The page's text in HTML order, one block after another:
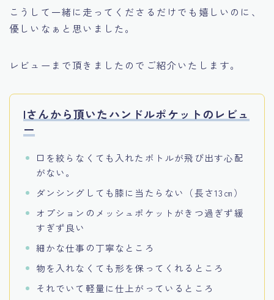
こうして一緒に走ってくださるだけでも嬉しいのに、
優しいなぁと思いました。
レビューまで頂きましたのでご紹介いたします。
Iさんから頂いたハンドルポケットのレビュ
ー
口を絞らなくても入れたボトルが飛び出す心配
がない。
ダンシングしても膝に当たらない（長さ13㎝）
オプションのメッシュポケットがきつ過ぎず緩
すぎず良い
細かな仕事の丁寧なところ
物を入れなくても形を保ってくれるところ
それでいて軽量に仕上がっているところ